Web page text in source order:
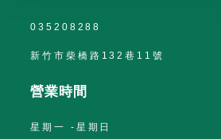
035208288
新竹市柴橋路132巷11號
營業時間
星期一 -星期日